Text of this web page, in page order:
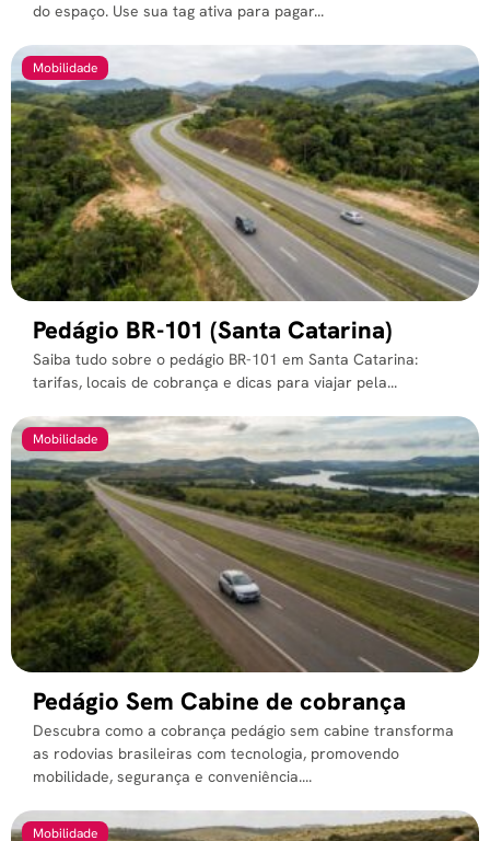
do espaço. Use sua tag ativa para pagar...
Mobilidade
Pedágio BR-101 (Santa Catarina)
Saiba tudo sobre o pedágio BR-101 em Santa Catarina:
tarifas, locais de cobrança e dicas para viajar pela...
Mobilidade
Pedágio Sem Cabine de cobrança
Descubra como a cobrança pedágio sem cabine transforma
as rodovias brasileiras com tecnologia, promovendo
mobilidade, segurança e conveniência....
Mobilidade